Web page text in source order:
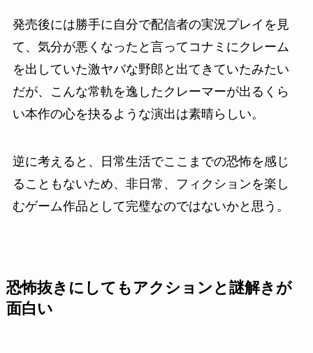
発売後には勝手に自分で配信者の実況プレイを見
て、気分が悪くなったと言ってコナミにクレーム
を出していた激ヤバな野郎と出てきていたみたい
だが、こんな常軌を逸したクレーマーが出るくら
い本作の心を抉るような演出は素晴らしい。
逆に考えると、日常生活でここまでの恐怖を感じ
ることもないため、非日常、フィクションを楽し
むゲーム作品として完璧なのではないかと思う。
恐怖抜きにしてもアクションと謎解きが
面白い